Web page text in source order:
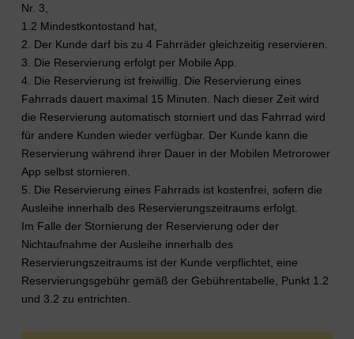
Nr. 3,
1.2 Mindestkontostand hat,
2. Der Kunde darf bis zu 4 Fahrräder gleichzeitig reservieren.
3. Die Reservierung erfolgt per Mobile App.
4. Die Reservierung ist freiwillig. Die Reservierung eines
Fahrrads dauert maximal 15 Minuten. Nach dieser Zeit wird
die Reservierung automatisch storniert und das Fahrrad wird
für andere Kunden wieder verfügbar. Der Kunde kann die
Reservierung während ihrer Dauer in der Mobilen Metrorower
App selbst stornieren.
5. Die Reservierung eines Fahrrads ist kostenfrei, sofern die
Ausleihe innerhalb des Reservierungszeitraums erfolgt.
Im Falle der Stornierung der Reservierung oder der
Nichtaufnahme der Ausleihe innerhalb des
Reservierungszeitraums ist der Kunde verpflichtet, eine
Reservierungsgebühr gemäß der Gebührentabelle, Punkt 1.2
und 3.2 zu entrichten.